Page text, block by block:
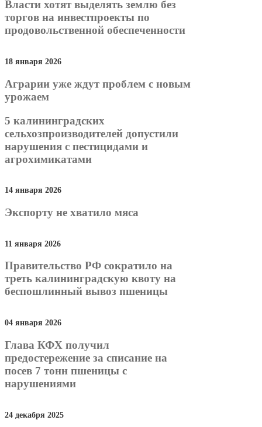
Власти хотят выделять землю без
торгов на инвестпроекты по
продовольственной обеспеченности
18 января 2026
Аграрии уже ждут проблем с новым
урожаем
5 калининградских
сельхозпроизводителей допустили
нарушения с пестицидами и
агрохимикатами
14 января 2026
Экспорту не хватило мяса
11 января 2026
Правительство РФ сократило на
треть калининградскую квоту на
беспошлинный вывоз пшеницы
04 января 2026
Глава КФХ получил
предостережение за списание на
посев 7 тонн пшеницы с
нарушениями
24 декабря 2025